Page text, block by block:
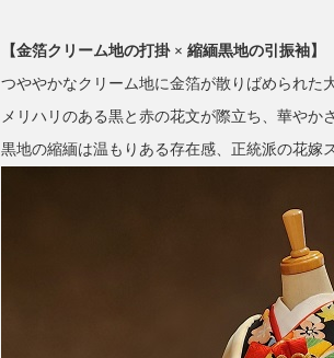
【金箔クリーム地の打掛 × 縮緬黒地の引振袖】
つややかなクリーム地に金箔が散りばめられた
メリハリのある黒と赤の花文が際立ち、華やか
黒地の縮緬は温もりある存在感、正統派の花嫁